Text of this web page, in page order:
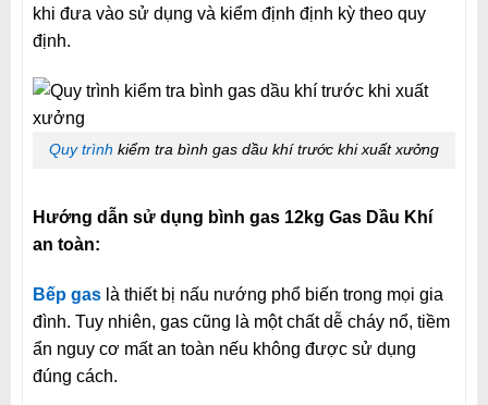
khi đưa vào sử dụng và kiểm định định kỳ theo quy
định.
Quy trình kiểm tra bình gas dầu khí trước khi xuất xưởng
Hướng dẫn sử dụng bình gas 12kg Gas Dầu Khí
an toàn:
Bếp gaslà thiết bị nấu nướng phổ biến trong mọi gia
đình. Tuy nhiên, gas cũng là một chất dễ cháy nổ, tiềm
ẩn nguy cơ mất an toàn nếu không được sử dụng
đúng cách.